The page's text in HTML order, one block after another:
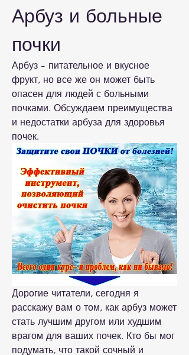
Арбуз и больные
почки
Арбуз - питательное и вкусное
фрукт, но все же он может быть
опасен для людей с больными
почками. Обсуждаем преимущества
и недостатки арбуза для здоровья
почек.
Дорогие читатели, сегодня я
расскажу вам о том, как арбуз может
стать лучшим другом или худшим
врагом для ваших почек. Кто бы мог
подумать, что такой сочный и